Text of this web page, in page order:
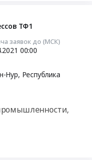
ТФ1
заявок до (МСК)
00:00
Саган-Нур, Республика